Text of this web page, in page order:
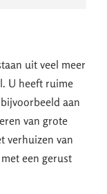
uit veel meer
U heeft ruime
aan
van grote
verhuizen van
een gerust